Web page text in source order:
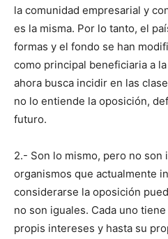
la comunidad empresarial y
es la misma. Por lo tanto, el
formas y el fondo se han
como principal beneficiaria a
ahora busca incidir en las
no lo entiende la oposición,
futuro.
2.- Son lo mismo, pero no
organismos que actualmente
considerarse la oposición
no son iguales. Cada uno
propis intereses y hasta su